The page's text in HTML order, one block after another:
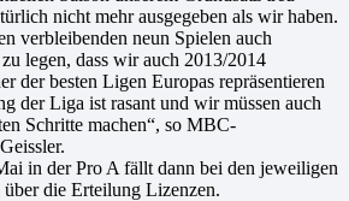
nicht mehr ausgegeben als wir haben.
verbleibenden neun Spielen auch
legen, dass wir auch 2013/2014
der besten Ligen Europas repräsentieren
der Liga ist rasant und wir müssen auch
Schritte machen“, so MBC-
in der Pro A fällt dann bei den jeweiligen
die Erteilung Lizenzen.